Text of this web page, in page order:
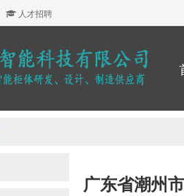
人才招聘
广东省潮州